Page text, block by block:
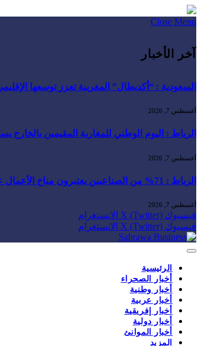
Close Menu
آخر الأخبار
السعودية : “أكديطال” المغربية تعزز توسعها
أغسطس 7, 2026
الرباط : اليوم الوطني للمغاربة المقيمين بالخارج
أغسطس 7, 2026
الرباط : 71% من الصناعيين يعتبرون مناخ الأعمال عادياً خلال الفصل الثاني من 2026 …
أغسطس 7, 2026
فيسبوك X (Twitter) الانستغرام
فيسبوك X (Twitter) الانستغرام
الرئيسية
أخبار الصحراء
أخبار وطنية
أخبار عربية
أخبار إفريقية
أخبار دولية
أخبار الموانئ
المزيد